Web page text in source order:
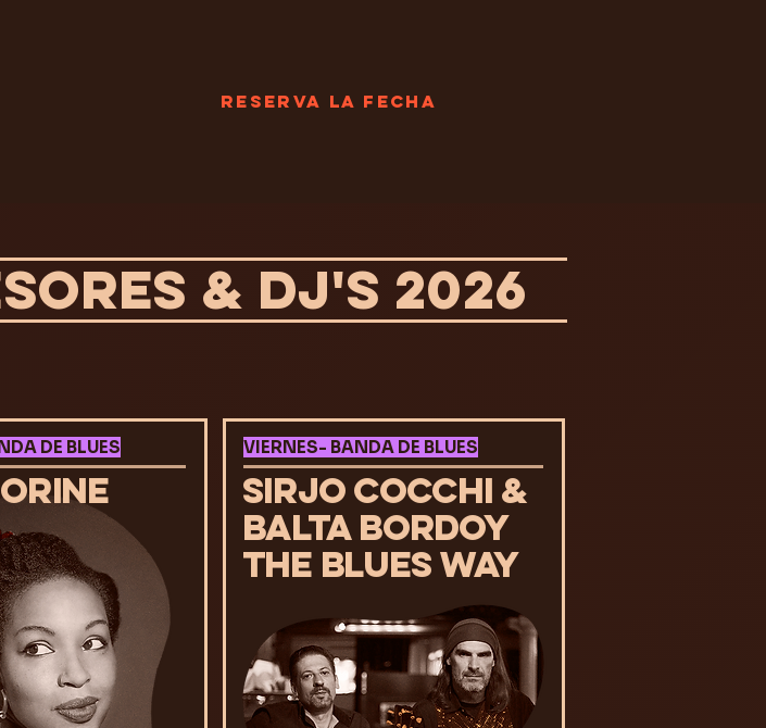
Reserva la fecha
& DJ'S 2026
DE BLUES VIERNES- BANDA DE BLUES
SIRJO COCCHI &
BALTA BORDOY
THE BLUES WAY